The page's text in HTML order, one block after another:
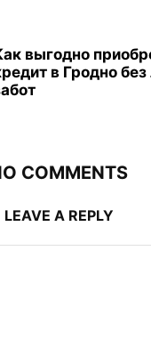
выгодно
в Гродно
COMMENTS
LEAVE A REPLY